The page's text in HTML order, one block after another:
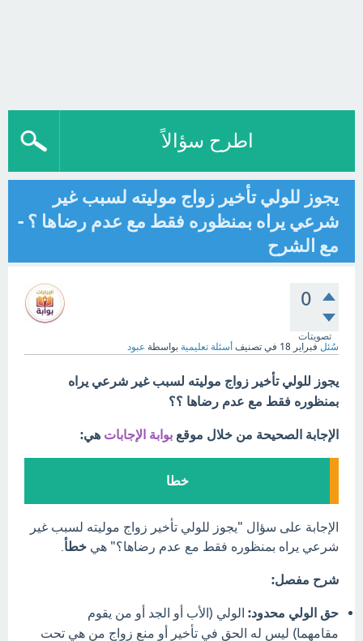
اطرح سؤالاً
يجوز للولي تأخير زواج موليته لسبب غير
شرعي يراه بمنظوره فقط مع عدم رضاها ؟ -
مع الشرح
0
تصويتات
سُئل فبراير 18 في تصنيف أسئلة تعليمية بواسطة عبود
يجوز للولي تأخير زواج موليته لسبب غير شرعي يراه
بمنظوره فقط مع عدم رضاها ؟؟
الإجابة الصحيحة من خلال موقع بوابة الإجابات هي:
خطا
الإجابة على سؤال "يجوز للولي تأخير زواج موليته لسبب غير
شرعي يراه بمنظوره فقط مع عدم رضاها؟" هي خطأ
شرح مفصل:
حق الولي محدود: الولي (الأب أو الجد أو من يقوم
مقامهما) ليس له الحق في تأخير أو منع زواج من هي تحت